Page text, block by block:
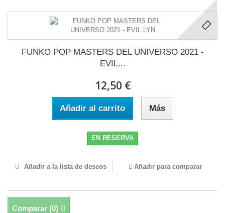
FUNKO POP MASTERS DEL UNIVERSO 2021 -
EVIL...
12,50 €
Añadir al carrito Más
EN RESERVA
Añadir a la lista de deseos Añadir para comparar
Comparar (0)